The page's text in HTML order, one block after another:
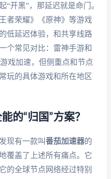
“开黑”，那延迟就是命门。
者荣耀》《原神》等游戏
低延迟体验，和共享线路
个常见对比：雷神手游和
戏加速，但侧重点和节点
玩的具体游戏和所在地区
的“归国”方案？
现有一款叫番茄加速器的
覆盖了上述所有痛点。它
的全球节点网络经过特别